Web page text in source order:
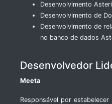
Desenvolvimento
Desenvolvimento de
Desenvolvimento de
no banco de dados
Desenvolvedor
Meeta
Responsável por